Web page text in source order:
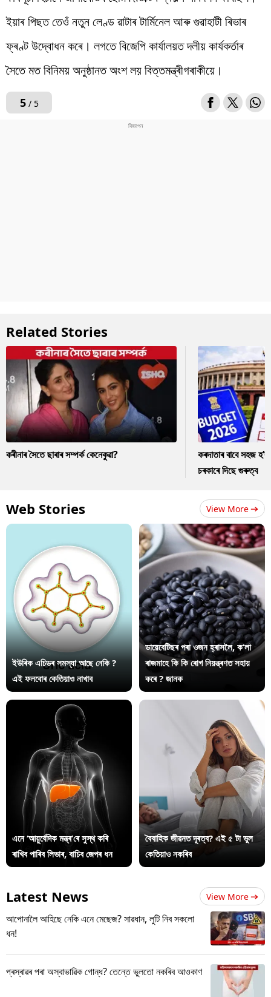
ইয়াৰ পিছত তেওঁ নতুন লেণ্ড ৱাটাৰ টাৰ্মিনেল আৰু গুৱাহাটী ৰিভাৰ
ফ্ৰণ্ট উদ্বোধন কৰে। লগতে বিজেপি কাৰ্যালয়ত দলীয় কাৰ্যকৰ্তাৰ
সৈতে মত বিনিময় অনুষ্ঠানত অংশ লয় বিত্তমন্ত্ৰীগৰাকীয়ে।
5/ 5
Related Stories
কৰীনাৰ সৈতে ছাৰাৰ সম্পৰ্ক কেনেকুৱা?
কৰদাতাৰ বাবে সহজ
চৰকাৰে দিছে গুৰুত্ব
Web Stories View More
ইউৰিক এচিডৰ সমস্যা আছে নেকি ?
এই ফলবোৰ কেতিয়াও নাখাব
ডায়েবেটিছৰ পৰা ওজন হ্ৰাসলৈ, ক’লা
ৰাজমাহে কি কি ৰোগ নিয়ন্ত্ৰণত সহায়
কৰে ? জানক
এনে ‘আয়ুৰ্বেদিক মন্ত্ৰ’ৰে সুস্থ কৰি
ৰাখিব পাৰিব লিভাৰ, বাচিব জেপৰ ধন
বৈবাহিক জীৱনত দূৰত্ব? এই ৫ টা ভুল
কেতিয়াও নকৰিব
Latest News View More
আপোনালৈ আহিছে নেকি এনে মেছেজ? সাৱধান, লুটি নিব সকলো
ধন!
প্ৰস্ৰাৱৰ পৰা অস্বাভাৱিক গোন্ধ? তেন্তে ভুলতো নকৰিব আওকাণ